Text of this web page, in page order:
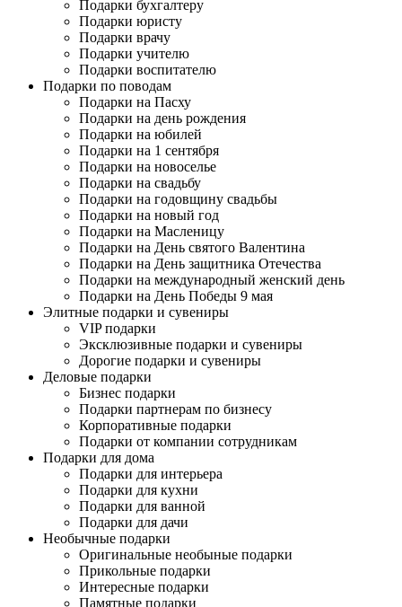
Подарки бухгалтеру
Подарки юристу
Подарки врачу
Подарки учителю
Подарки воспитателю
Подарки по поводам
Подарки на Пасху
Подарки на день рождения
Подарки на юбилей
Подарки на 1 сентября
Подарки на новоселье
Подарки на свадьбу
Подарки на годовщину свадьбы
Подарки на новый год
Подарки на Масленицу
Подарки на День святого Валентина
Подарки на День защитника Отечества
Подарки на международный женский день
Подарки на День Победы 9 мая
Элитные подарки и сувениры
VIP подарки
Эксклюзивные подарки и сувениры
Дорогие подарки и сувениры
Деловые подарки
Бизнес подарки
Подарки партнерам по бизнесу
Корпоративные подарки
Подарки от компании сотрудникам
Подарки для дома
Подарки для интерьера
Подарки для кухни
Подарки для ванной
Подарки для дачи
Необычные подарки
Оригинальные необыные подарки
Прикольные подарки
Интересные подарки
Памятные подарки